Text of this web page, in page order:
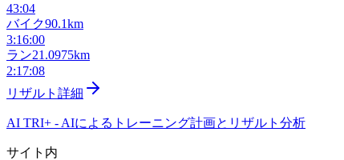
43:04
バイク90.1km
3:16:00
ラン21.0975km
2:17:08
リザルト詳細
AI TRI+ - AIによるトレーニング計画とリザルト分析
サイト内